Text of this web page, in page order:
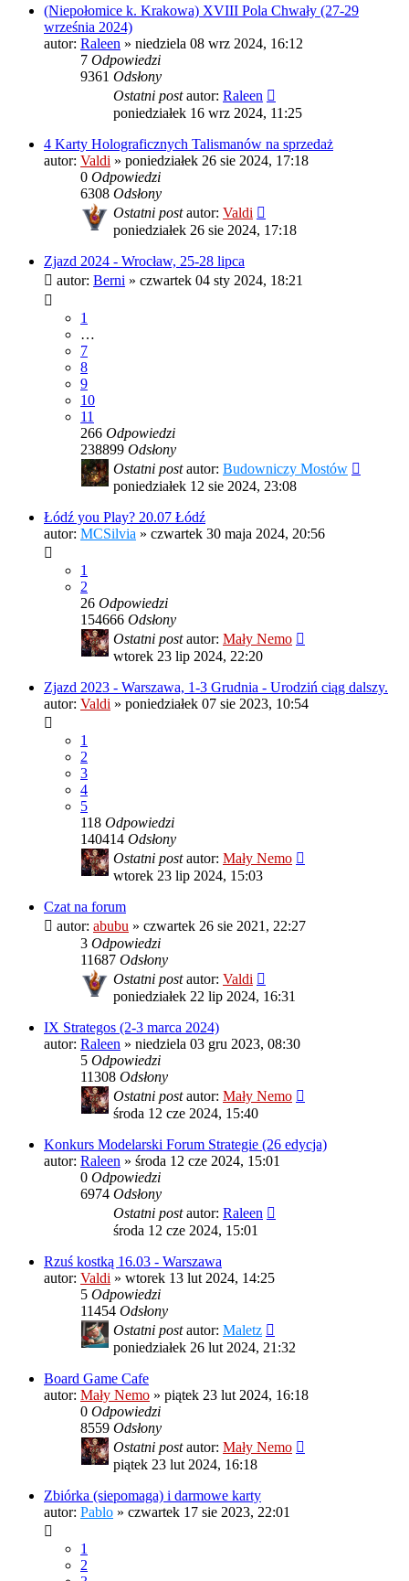
(Niepołomice k. Krakowa) XVIII Pola Chwały (27-29
września 2024)
autor: Raleen » niedziela 08 wrz 2024, 16:12
7 Odpowiedzi
9361 Odsłony
Ostatni postautor: Raleen
poniedziałek 16 wrz 2024, 11:25
4 Karty Holograficznych Talismanów na sprzedaż
autor: Valdi » poniedziałek 26 sie 2024, 17:18
0 Odpowiedzi
6308 Odsłony
Ostatni postautor: Valdi
poniedziałek 26 sie 2024, 17:18
Zjazd 2024 - Wrocław, 25-28 lipca
autor: Berni » czwartek 04 sty 2024, 18:21
1
…
7
8
9
10
11
266 Odpowiedzi
238899 Odsłony
Ostatni postautor: Budowniczy Mostów
poniedziałek 12 sie 2024, 23:08
Łódź you Play? 20.07 Łódź
autor: MCSilvia » czwartek 30 maja 2024, 20:56
1
2
26 Odpowiedzi
154666 Odsłony
Ostatni postautor: Mały Nemo
wtorek 23 lip 2024, 22:20
Zjazd 2023 - Warszawa, 1-3 Grudnia - Urodziń ciąg dalszy.
autor: Valdi » poniedziałek 07 sie 2023, 10:54
1
2
3
4
5
118 Odpowiedzi
140414 Odsłony
Ostatni postautor: Mały Nemo
wtorek 23 lip 2024, 15:03
Czat na forum
autor: abubu » czwartek 26 sie 2021, 22:27
3 Odpowiedzi
11687 Odsłony
Ostatni postautor: Valdi
poniedziałek 22 lip 2024, 16:31
IX Strategos (2-3 marca 2024)
autor: Raleen » niedziela 03 gru 2023, 08:30
5 Odpowiedzi
11308 Odsłony
Ostatni postautor: Mały Nemo
środa 12 cze 2024, 15:40
Konkurs Modelarski Forum Strategie (26 edycja)
autor: Raleen » środa 12 cze 2024, 15:01
0 Odpowiedzi
6974 Odsłony
Ostatni postautor: Raleen
środa 12 cze 2024, 15:01
Rzuś kostką 16.03 - Warszawa
autor: Valdi » wtorek 13 lut 2024, 14:25
5 Odpowiedzi
11454 Odsłony
Ostatni postautor: Maletz
poniedziałek 26 lut 2024, 21:32
Board Game Cafe
autor: Mały Nemo » piątek 23 lut 2024, 16:18
0 Odpowiedzi
8559 Odsłony
Ostatni postautor: Mały Nemo
piątek 23 lut 2024, 16:18
Zbiórka (siepomaga) i darmowe karty
autor: Pablo » czwartek 17 sie 2023, 22:01
1
2